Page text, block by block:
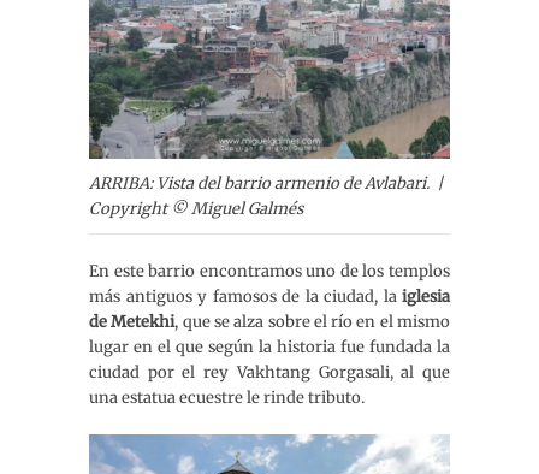
ARRIBA: Vista del barrio armenio de Avlabari. |
Copyright © Miguel Galmés
En este barrio encontramos uno de los templos
más antiguos y famosos de la ciudad, la iglesia
de Metekhi, que se alza sobre el río en el mismo
lugar en el que según la historia fue fundada la
ciudad por el rey Vakhtang Gorgasali, al que
una estatua ecuestre le rinde tributo.